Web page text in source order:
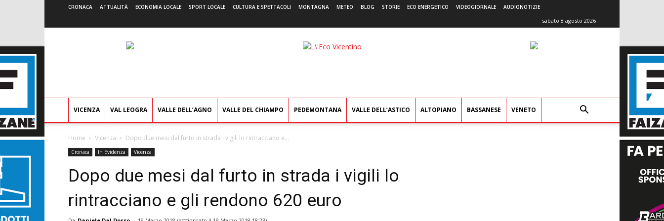
CRONACA ATTUALITÀ ECONOMIA LOCALE SPORT LOCALE CULTURA E SPETTACOLI MONTAGNA METEO BLOG STORIE ECO ENERGETICO VIDEOGIORNALE AUDIONOTIZIE
sabato 8 agosto 2026
L'Eco
VICENZA VAL LEOGRA VALLE DELL’AGNO VALLE DEL CHIAMPO PEDEMONTANA VALLE DELL’ASTICO ALTOPIANO BASSANESE VENETO
Home Vicenza Dopo due mesi dal furto in strada i vigili lo rintracciano e...
Cronaca In Evidenza Vicenza
Dopo due mesi dal furto in strada i vigili lo
rintracciano e gli rendono 620 euro